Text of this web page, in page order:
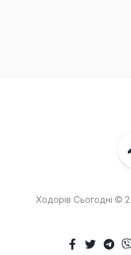
Ходорів Сьогодні ©